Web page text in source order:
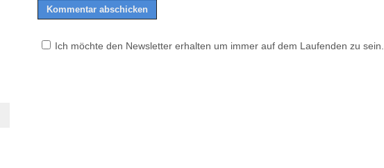
Ich möchte den Newsletter erhalten um immer auf dem Laufenden zu sein.